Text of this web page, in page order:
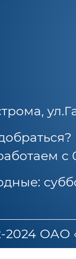
с
2024 ОАО